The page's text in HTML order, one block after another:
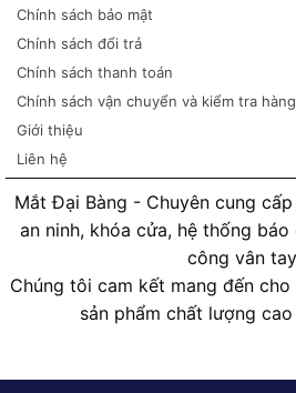
Chính sách bảo mật
Chính sách đổi trả
Chính sách thanh toán
Chính sách vận chuyển và kiểm tra hàng
Giới thiệu
Liên hệ
Mắt Đại Bàng - Chuyên cung
an ninh, khóa cửa, hệ thống
công vân
Chúng tôi cam kết mang đến
sản phẩm chất lượng